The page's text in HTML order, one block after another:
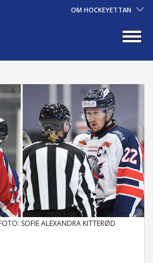
OM HOCKEYETTAN
SOFIE ALEXANDRA KITTERØD